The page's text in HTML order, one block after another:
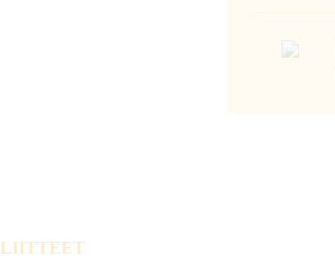
LIITTEET